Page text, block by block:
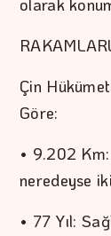
olarak
Çin
Göre:
• 9.202
neredeyse
• 77 Yıl: